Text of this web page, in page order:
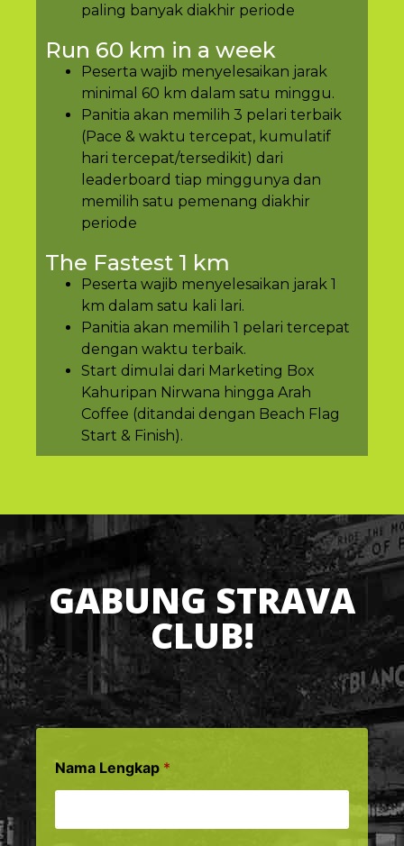
paling banyak diakhir periode
Run 60 km in a week
Peserta wajib menyelesaikan jarak
minimal 60 km dalam satu minggu.
Panitia akan memilih 3 pelari terbaik
(Pace & waktu tercepat, kumulatif
hari tercepat/tersedikit) dari
leaderboard tiap minggunya dan
memilih satu pemenang diakhir
periode
The Fastest 1 km
Peserta wajib menyelesaikan jarak 1
km dalam satu kali lari.
Panitia akan memilih 1 pelari tercepat
dengan waktu terbaik.
Start dimulai dari Marketing Box
Kahuripan Nirwana hingga Arah
Coffee (ditandai dengan Beach Flag
Start & Finish).
GABUNG STRAVA
CLUB!
Nama Lengkap *